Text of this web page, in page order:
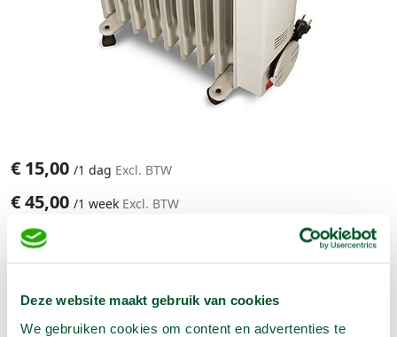
Deze website maakt gebruik van cookies
We gebruiken cookies om content en advertenties te
€ 15,00 /1 dag Excl. BTW
€45,00 /1 week Excl. BTW
Aantal: